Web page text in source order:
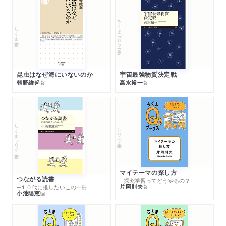
ちくま新書
昆虫はなぜ海にいないのか
朝野維起著
ちくまプリマー新書
宇宙最強物質決定戦
高水裕一著
ちくまプリマー新書
つながる読書
─１０代に推したいこの一冊
小池陽慈編
シリーズ・全集
マイテーマの探し方
─探究学習ってどうやるの？
片岡則夫著